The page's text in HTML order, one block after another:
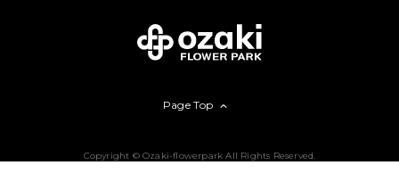
Copyright © Ozaki-flowerpark All Rights Reserved.
Page Top